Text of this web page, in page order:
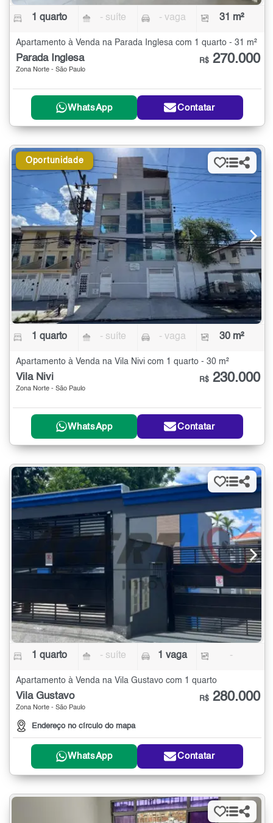
1 quarto - suíte - vaga 31 m²
Apartamento à Venda na Parada Inglesa com 1 quarto - 31 m²
Parada Inglesa
Zona Norte - São Paulo
R$ 270.000
WhatsApp Contatar
Oportunidade
1 quarto - suíte - vaga 30 m²
Apartamento à Venda na Vila Nivi com 1 quarto - 30 m²
Vila Nivi
Zona Norte - São Paulo
R$ 230.000
WhatsApp Contatar
1 quarto - suíte 1 vaga -
Apartamento à Venda na Vila Gustavo com 1 quarto
Vila Gustavo
Zona Norte - São Paulo
Endereço no círculo do mapa
R$ 280.000
WhatsApp Contatar